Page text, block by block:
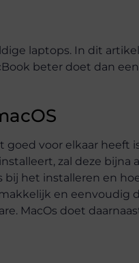
laptops. In dit
beter doet dan
voor elkaar heeft
zal deze bijna
het installeren en
en eenvoudig
MacOs doet